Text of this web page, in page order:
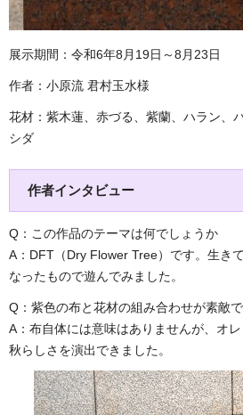
展示期間：令和6年8月19日～8月23日
作者：小原流 君村玉水様
花材：紫木蓮、赤づる、紫蘭、ハラン、
シダ
作者インタビュー
Q：この作品のテーマは何でしょうか
A：DFT（Dry Flower Tree）です。生き
なったもので遊んでみました。
Q：紫色の布と花材の組み合わせが素敵で
A：布自体には意味はありませんが、オ
秋らしさを演出できました。